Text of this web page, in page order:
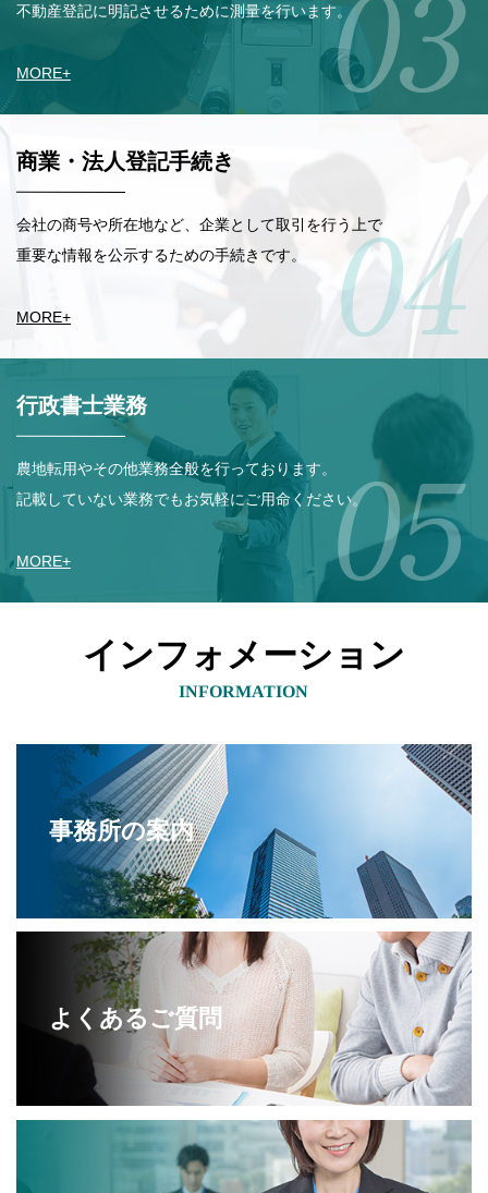
不動産登記に明記させるために測量を行います。
MORE+
商業・法人登記手続き
会社の商号や所在地など、企業として取引を行う上で
重要な情報を公示するための手続きです。
MORE+
行政書士業務
農地転用やその他業務全般を行っております。
記載していない業務でもお気軽にご用命ください。
MORE+
インフォメーション
INFORMATION
事務所の案内
よくあるご質問